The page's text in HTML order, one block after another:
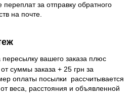
переплат за отправку обратного
на почте.
пересылку вашего заказа плюс
суммы заказа + 25 грн за
оплаты посылки рассчитывается
веса, расстояния и объявленной